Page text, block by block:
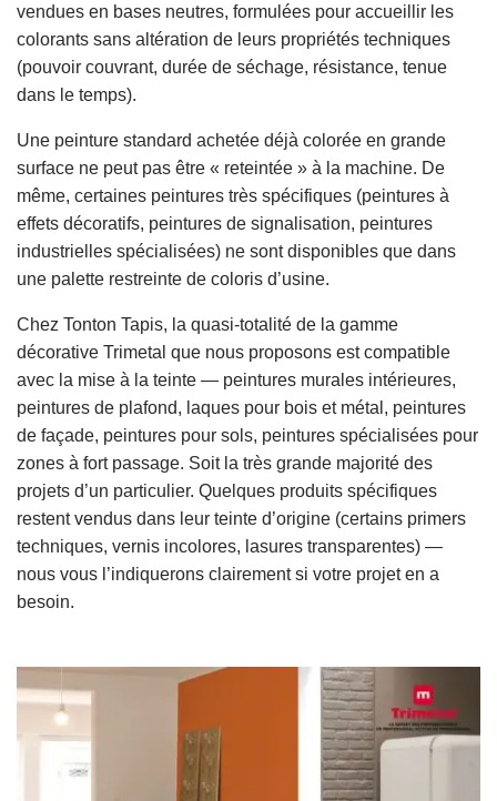
vendues en bases neutres, formulées pour accueillir les
colorants sans altération de leurs propriétés techniques
(pouvoir couvrant, durée de séchage, résistance, tenue
dans le temps).
Une peinture standard achetée déjà colorée en grande
surface ne peut pas être « reteintée » à la machine. De
même, certaines peintures très spécifiques (peintures à
effets décoratifs, peintures de signalisation, peintures
industrielles spécialisées) ne sont disponibles que dans
une palette restreinte de coloris d’usine.
Chez Tonton Tapis, la quasi-totalité de la gamme
décorative Trimetal que nous proposons est compatible
avec la mise à la teinte — peintures murales intérieures,
peintures de plafond, laques pour bois et métal, peintures
de façade, peintures pour sols, peintures spécialisées pour
zones à fort passage. Soit la très grande majorité des
projets d’un particulier. Quelques produits spécifiques
restent vendus dans leur teinte d’origine (certains primers
techniques, vernis incolores, lasures transparentes) —
nous vous l’indiquerons clairement si votre projet en a
besoin.